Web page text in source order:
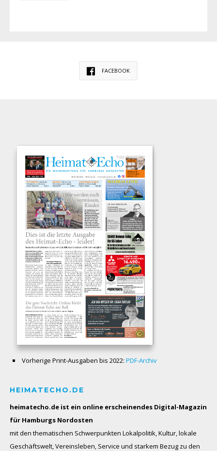
FACEBOOK
Vorherige Print-Ausgaben bis 2022: PDF-Archiv
HEIMATECHO.DE
heimatecho.de ist ein online erscheinendes Digital-Magazin
für Hamburgs Nordosten
mit den thematischen Schwerpunkten Lokalpolitik, Kultur, lokale
Geschäftswelt, Vereinsleben, Service und starkem Bezug zu den